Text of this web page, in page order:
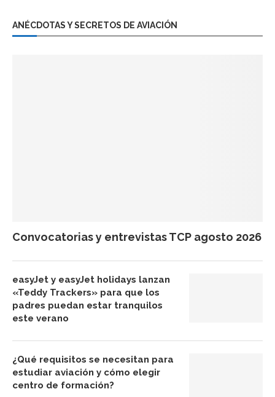
ANÉCDOTAS Y SECRETOS DE AVIACIÓN
Convocatorias y entrevistas TCP agosto 2026
easyJet y easyJet holidays lanzan
«Teddy Trackers» para que los
padres puedan estar tranquilos
este verano
¿Qué requisitos se necesitan para
estudiar aviación y cómo elegir
centro de formación?